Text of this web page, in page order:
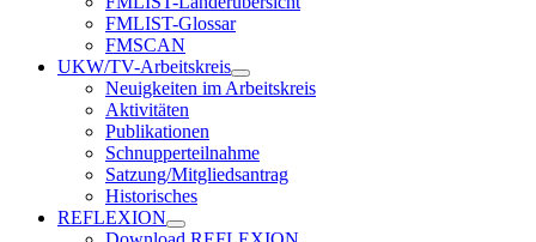
FMLIST-Glossar
FMSCAN
UKW/TV-Arbeitskreis
Neuigkeiten im Arbeitskreis
Aktivitäten
Publikationen
Schnupperteilnahme
Satzung/Mitgliedsantrag
Historisches
REFLEXION